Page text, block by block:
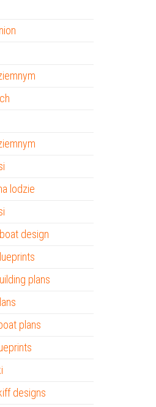
lodzie
design
plans
plans
designs